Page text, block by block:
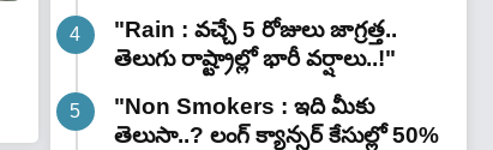
"Rain : వచ్చే 5 రోజులు జాగ్రత్త..
తెలుగు రాష్ట్రాల్లో భారీ వ‌ర్షాలు..!"
"Non Smokers : ఇది మీకు
తెలుసా..? లంగ్ క్యాన్సర్ కేసుల్లో 50%